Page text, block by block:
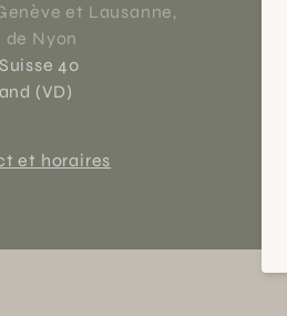
et Lausanne,
de Nyon
40
(VD)
et horaires